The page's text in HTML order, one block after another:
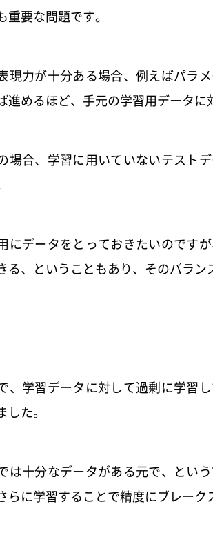
重要な問題です。
現力が十分ある場合、例えばパラ
進めるほど、手元の学習用データに
場合、学習に用いていないテスト
にデータをとっておきたいのです
る、ということもあり、そのバラ
、学習データに対して過剰に学習
した。
は十分なデータがある元で、とい
らに学習することで精度にブレー